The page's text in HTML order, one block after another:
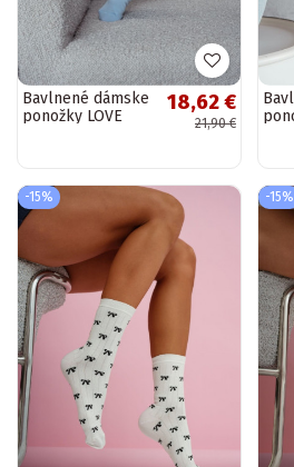
Bavlnené dámske
ponožky LOVE
18,62 €
21,90 €
-15% -15%